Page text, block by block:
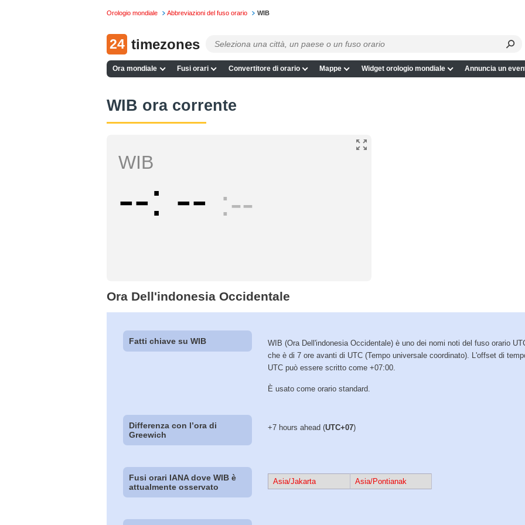
Orologio mondiale Abbreviazioni del fuso orario WIB
24 timezones
Ora mondiale Fusi orari Convertitore di orario Mappe Widget orologio mondiale Annuncia un
WIB ora corrente
WIB
-- -- --
Ora Dell'indonesia Occidentale
Fatti chiave su WIB
WIB (Ora Dell'indonesia Occidentale) è uno dei nomi noti del fuso orario
che è di 7 ore avanti di UTC (Tempo universale coordinato). L'offset di
UTC può essere scritto come +07:00.
È usato come orario standard.
Differenza con l’ora di
Greewich
+7 hours ahead (UTC+07)
Fusi orari IANA dove WIB è
attualmente osservato
Asia/Jakarta Asia/Pontianak